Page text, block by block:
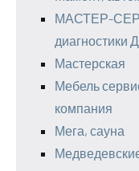
МАСТЕР-
диагностики
Мастерская
Мебель
компания
Мега, сауна